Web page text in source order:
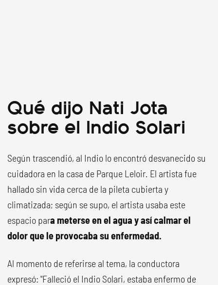
Qué dijo Nati Jota
sobre el Indio Solari
Según trascendió, al Indio lo encontró desvanecido su
cuidadora en la casa de Parque Leloir. El artista fue
hallado sin vida cerca de la pileta cubierta y
climatizada; según se supo, el artista usaba este
espacio para meterse en el agua y así calmar el
dolor que le provocaba su enfermedad.
Al momento de referirse al tema, la conductora
expresó: "Falleció el Indio Solari, estaba enfermo de